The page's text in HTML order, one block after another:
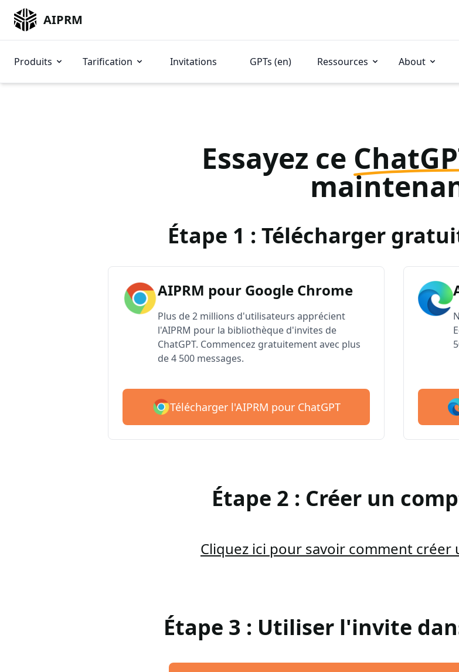
AIPRM
Produits Tarification Invitations GPTs (en) Ressources About
Essayez ce
Étape 1 : Télécharger
AIPRM pour Google Chrome
Plus de 2 millions d'utilisateurs apprécient
l'AIPRM pour la bibliothèque d'invites de
ChatGPT. Commencez gratuitement avec plus
de 4 500 messages.
Télécharger l'AIPRM pour ChatGPT
Étape 2 : Créer un
Cliquez ici pour savoir comment créer
Étape 3 : Utiliser l'invite